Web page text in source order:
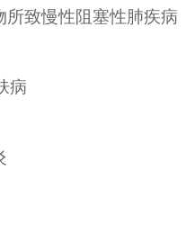
所致慢性阻塞性肺疾病
病